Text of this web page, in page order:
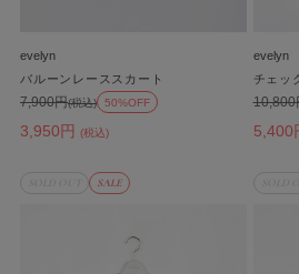
evelyn
バルーンレーススカート
3,950円 (税込)
7,900円(税込) 50%OFF
evelyn
チェッ
5,400
10,800
SALE